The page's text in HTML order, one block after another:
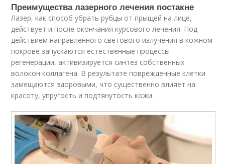
Преимущества лазерного лечения постакне
Лазер, как способ убрать рубцы от прыщей на лице,
действует и после окончания курсового лечения. Под
действием направленного светового излучения в кожном
покрове запускаются естественные процессы
регенерации, активизируется синтез собственных
волокон коллагена. В результате поврежденные клетки
замещаются здоровыми, что существенно влияет на
красоту, упругость и подтянутость кожи.